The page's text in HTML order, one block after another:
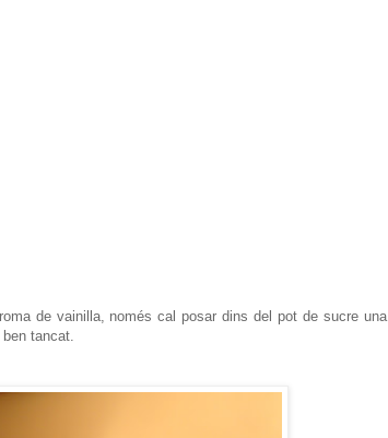
de vainilla, només cal posar dins del pot de sucre una
tancat.